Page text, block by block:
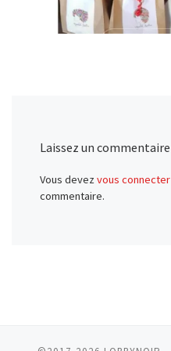
Laissez un commentaire
Vous devezvous connecter
commentaire.